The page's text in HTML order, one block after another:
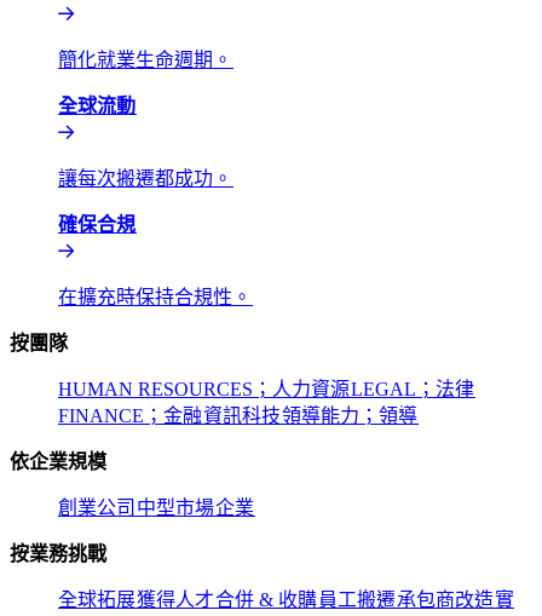
簡化就業生命週期。​​
全球流動​​
讓每次搬遷都成功。​​
確保合規​​
在擴充時保持合規性。​​
按團隊​​
HUMAN RESOURCES；人力資源​​LEGAL；法律​​
FINANCE；金融​​資訊科技​​領導能力；領導​​
依企業規模​​
創業公司​​ 中型市場​​企業​​
按業務挑戰​​
全球拓展​​獲得人才​​合併 & 收購​​員工搬遷​​承包商改造​​實